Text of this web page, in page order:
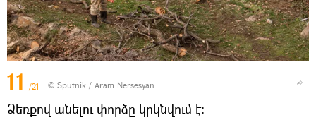
11 /21 © Sputnik / Aram Nersesyan
Ձեռքով անելու փորձը կրկնվում է։